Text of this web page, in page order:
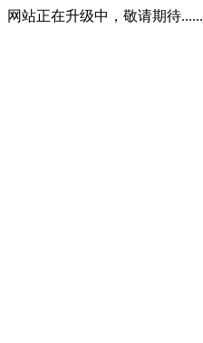
网站正在升级中，敬请期待......